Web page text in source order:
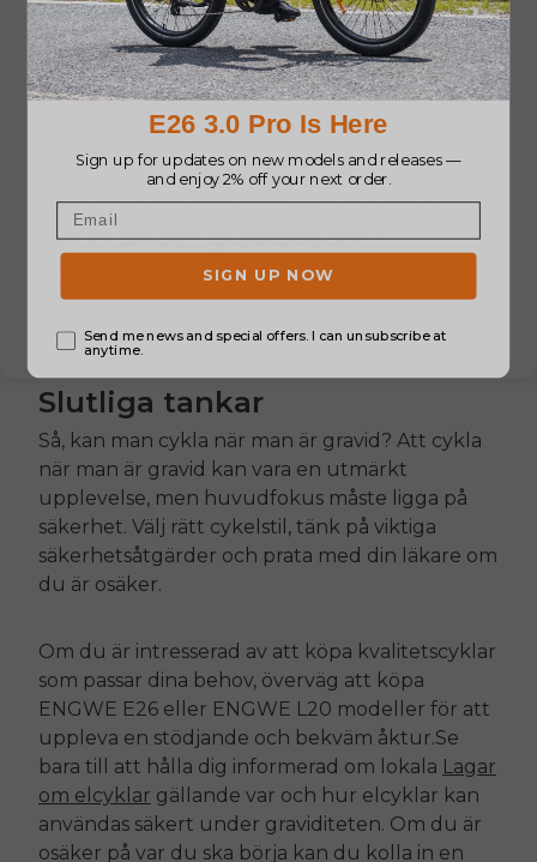
Gravida kvinnor rekommenderas vanligtvis inte
att använda motorcykel på grund av
vibrationer, abrupta ryck och fall. Säkrare,
skonsammare träning, som att gå eller använda
en motionscykel, är bättre.
Vilken är rätt sittställning på en
cykel under graviditeten?
Gravida cyklister bör ha en upprätt sits.
Kontrollera styret och sitshöjden så att rygg och
mage inte belastas för mycket.
Slutliga tankar
Så, kan man cykla när man är gravid? Att cykla
när man är gravid kan vara en utmärkt
upplevelse, men huvudfokus måste ligga på
säkerhet. Välj rätt cykelstil, tänk på viktiga
säkerhetsåtgärder och prata med din läkare om
du är osäker.
Om du är intresserad av att köpa kvalitetscyklar
som passar dina behov, överväg att köpa
ENGWE E26 eller ENGWE L20 modeller för att
uppleva en stödjande och bekväm åktur.Se
bara till att hålla dig informerad om lokala Lagar
om elcyklar gällande var och hur elcyklar kan
användas säkert under graviditeten. Om du är
osäker på var du ska börja kan du kolla in en